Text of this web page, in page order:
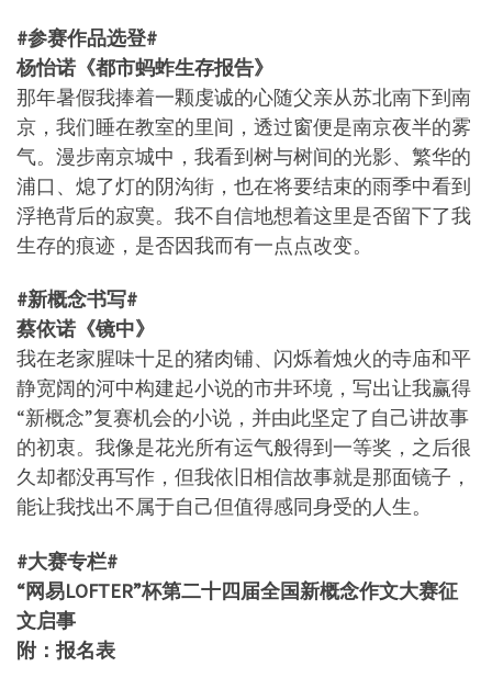
#参赛作品选登#
杨怡诺《都市蚂蚱生存报告》
那年暑假我捧着一颗虔诚的心随父亲从苏北南下到南
京，我们睡在教室的里间，透过窗便是南京夜半的雾
气。漫步南京城中，我看到树与树间的光影、繁华的
浦口、熄了灯的阴沟街，也在将要结束的雨季中看到
浮艳背后的寂寞。我不自信地想着这里是否留下了我
生存的痕迹，是否因我而有一点点改变。
#新概念书写#
蔡依诺《镜中》
我在老家腥味十足的猪肉铺、闪烁着烛火的寺庙和平
静宽阔的河中构建起小说的市井环境，写出让我赢得
“新概念”复赛机会的小说，并由此坚定了自己讲故事
的初衷。我像是花光所有运气般得到一等奖，之后很
久却都没再写作，但我依旧相信故事就是那面镜子，
能让我找出不属于自己但值得感同身受的人生。
#大赛专栏#
“网易LOFTER”杯第二十四届全国新概念作文大赛征
文启事
附：报名表